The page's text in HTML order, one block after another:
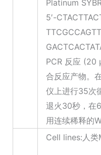
Platinum
5′-
PCR 反应 (20
合反应产物。
仪上进行35次
退火30秒，在
用连续稀释的
Cell lines:人